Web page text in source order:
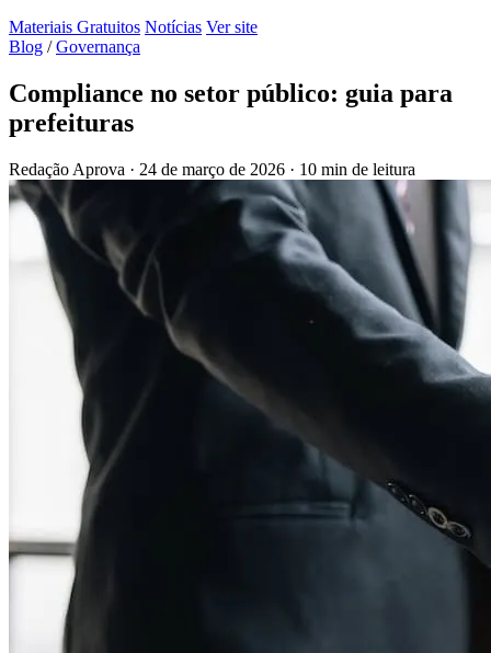
Materiais Gratuitos Notícias Ver site
Blog / Governança
Compliance no setor público: guia para
prefeituras
Redação Aprova · 24 de março de 2026 · 10 min de leitura